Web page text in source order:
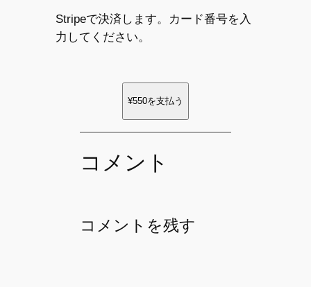
Stripeで決済します。カード番号を入
力してください。
¥550を支払う
コメント
コメントを残す